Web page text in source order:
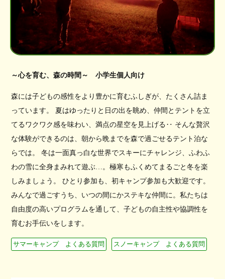
～心を育む、森の時間～ 小学生個人向け
森には子どもの感性をより豊かに育むふしぎが、たくさん詰ま
っています。 夏はゆったりと日の出を眺め、仲間とテントを立
てるワクワク感を味わい、満点の星空を見上げる‥ そんな贅沢
な体験ができるのは、朝から晩までを森で過ごせるテント泊な
らでは。 冬は一面真っ白な世界でスキーにチャレンジ、ふわふ
わの雪に全身まみれて遊ぶ…。極寒もふくめてまるごと冬を楽
しみましょう。 ひとり参加も、初キャンプ参加も大歓迎です。
みんなで過ごすうち、いつの間にかステキな仲間に。私たちは
自由度の高いプログラムを通して、子どもの自主性や協調性を
育むお手伝いをします。
サマーキャンプ よくある質問 スノーキャンプ よくある質問